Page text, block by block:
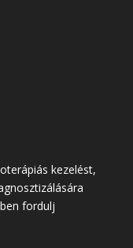
kezelést,
fordulj